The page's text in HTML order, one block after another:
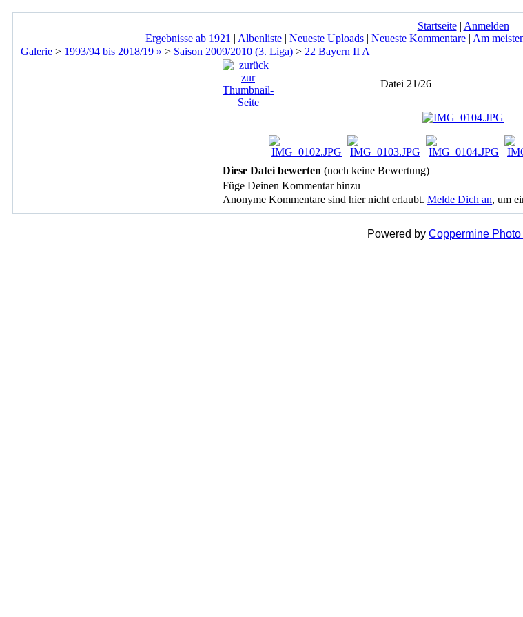
Startseite| Anmelden
Ergebnisse ab 1921 | Albenliste | Neueste Uploads | Neueste Kommentare | Am
Galerie > 1993/94 bis 2018/19 » > Saison 2009/2010 (3. Liga) > 22 Bayern II A
Datei 21/26
Diese Datei bewerten (noch keine Bewertung)
Füge Deinen Kommentar hinzu
Anonyme Kommentare sind hier nicht erlaubt. Melde Dich an, um
Powered by Coppermine